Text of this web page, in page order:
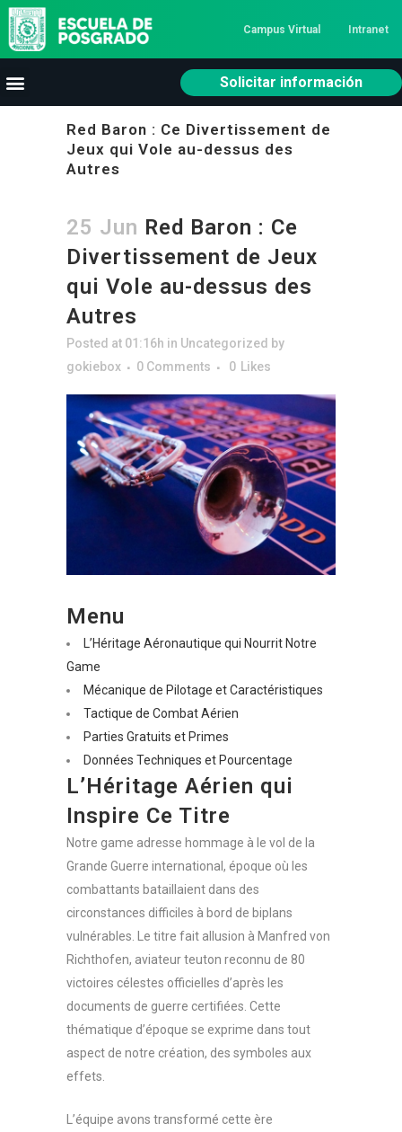
Campus Virtual Intranet
Solicitar información
Red Baron : Ce Divertissement de
Jeux qui Vole au-dessus des
Autres
25 Jun Red Baron : Ce
Divertissement de Jeux
qui Vole au-dessus des
Autres
Posted at 01:16h in Uncategorized by
gokiebox
0 Comments 0 Likes
Menu
L’Héritage Aéronautique qui Nourrit Notre
Game
Mécanique de Pilotage et Caractéristiques
Tactique de Combat Aérien
Parties Gratuits et Primes
Données Techniques et Pourcentage
L’Héritage Aérien qui
Inspire Ce Titre
Notre game adresse hommage à le vol de la
Grande Guerre international, époque où les
combattants bataillaient dans des
circonstances difficiles à bord de biplans
vulnérables. Le titre fait allusion à Manfred von
Richthofen, aviateur teuton reconnu de 80
victoires célestes officielles d’après les
documents de guerre certifiées. Cette
thématique d’époque se exprime dans tout
aspect de notre création, des symboles aux
effets.
L’équipe avons transformé cette ère